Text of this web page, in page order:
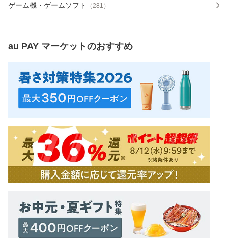
ゲーム機・ゲームソフト （281 ）
au PAY マーケットのおすすめ